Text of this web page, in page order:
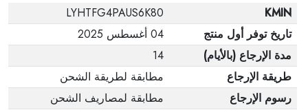
KMIN
LYHTFG4PAUS6K80
تاريخ توفر أول منتج
04 أغسطس 2025
مدة الإرجاع (بالأيام)
14
طريقة الإرجاع
مطابقة لطريقة الشحن
رسوم الإرجاع
مطابقة لمصاريف الشحن